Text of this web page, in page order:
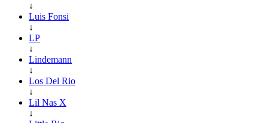
↓
Luis Fonsi
↓
LP
↓
Lindemann
↓
Los Del Rio
↓
Lil Nas X
↓